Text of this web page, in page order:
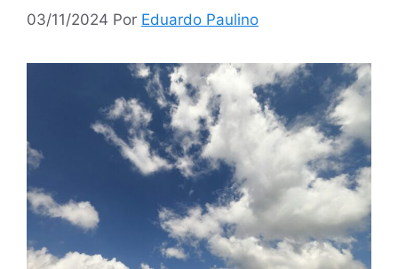
03/11/2024 Por Eduardo Paulino